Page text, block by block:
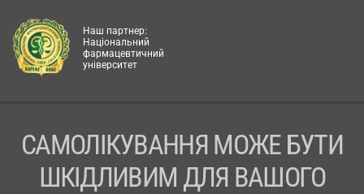
Наш партнер:
Національний
фармацевтичний
університет
САМОЛІКУВАННЯ МОЖЕ БУТИ
ШКІДЛИВИМ ДЛЯ ВАШОГО